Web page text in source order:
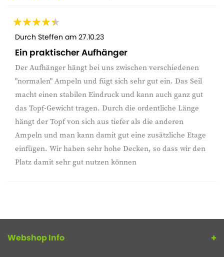
Durch Steffen am 27.10.23
Ein praktischer Aufhänger
Der Aufhänger hängt bei uns zwischen verschiedenen
"normalen" Ampeln und fügt sich sehr gut ein. Das Seil
macht einen stabilen Eindruck und kann auch ganz gut
das Topf-Gewicht tragen. Durch die ordentliche Länge
hängt der Topf von sich aus tiefer als die anderen
Ampeln und man kann damit gut eine zusätzliche Etage
einfügen. Wir haben sehr hohe Decken, so dass wir den
Platz damit sehr gut nutzen können
Webshop Info